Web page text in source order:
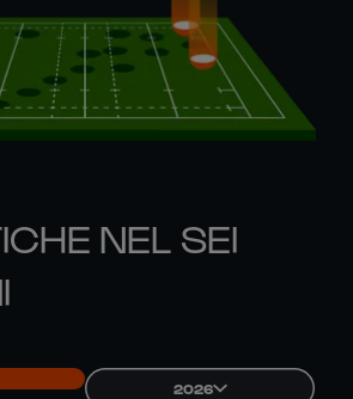
NEL SEI
2026